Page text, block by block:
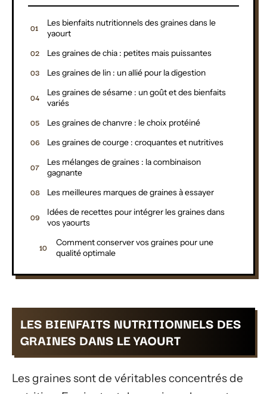
Les bienfaits nutritionnels des graines dans le
yaourt
Les graines de chia : petites mais puissantes
Les graines de lin : un allié pour la digestion
Les graines de sésame : un goût et des bienfaits
variés
Les graines de chanvre : le choix protéiné
Les graines de courge : croquantes et nutritives
Les mélanges de graines : la combinaison
gagnante
Les meilleures marques de graines à essayer
Idées de recettes pour intégrer les graines dans
vos yaourts
Comment conserver vos graines pour une
qualité optimale
LES BIENFAITS NUTRITIONNELS DES
GRAINES DANS LE YAOURT
Les graines sont de véritables concentrés de